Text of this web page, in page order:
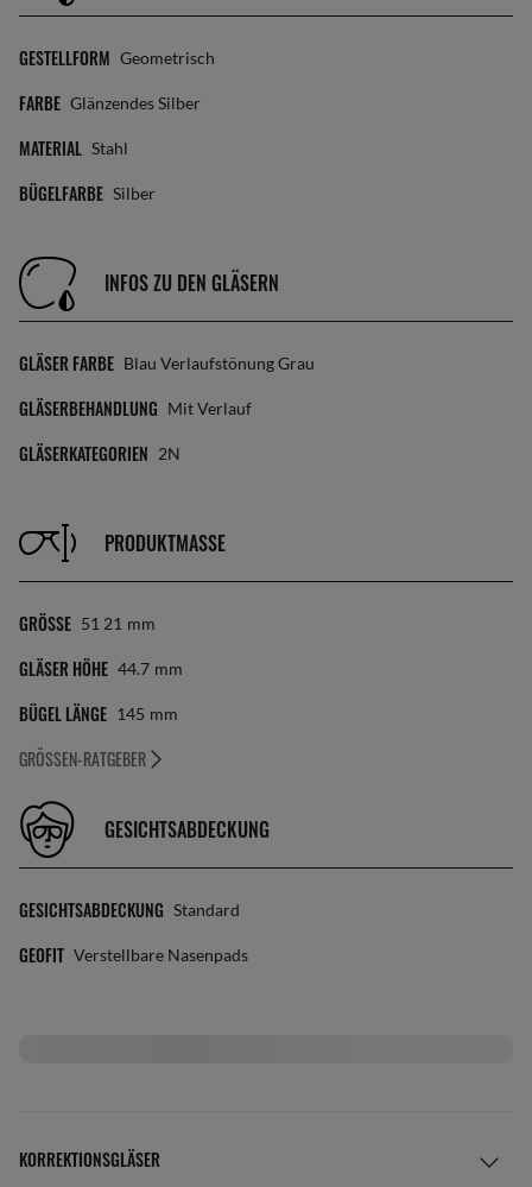
GESTELLFORM Geometrisch
FARBE Glänzendes Silber
MATERIAL Stahl
BÜGELFARBE Silber
INFOS ZU DEN GLÄSERN
GLÄSER FARBE Blau Verlaufstönung Grau
GLÄSERBEHANDLUNG Mit Verlauf
GLÄSERKATEGORIEN 2N
PRODUKTMASSE
GRÖSSE 51 21 Mm
GLÄSER HÖHE 44.7 Mm
BÜGEL LÄNGE 145 Mm
GRÖSSEN-RATGEBER
GESICHTSABDECKUNG
GESICHTSABDECKUNG Standard
GEOFIT Verstellbare Nasenpads
and distinctive addition to the iconic Ray-Ban family. The distinct